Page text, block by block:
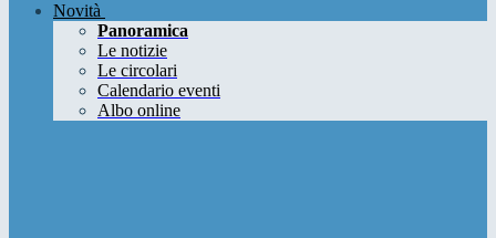
Novità
Panoramica
Le notizie
Le circolari
Calendario eventi
Albo online